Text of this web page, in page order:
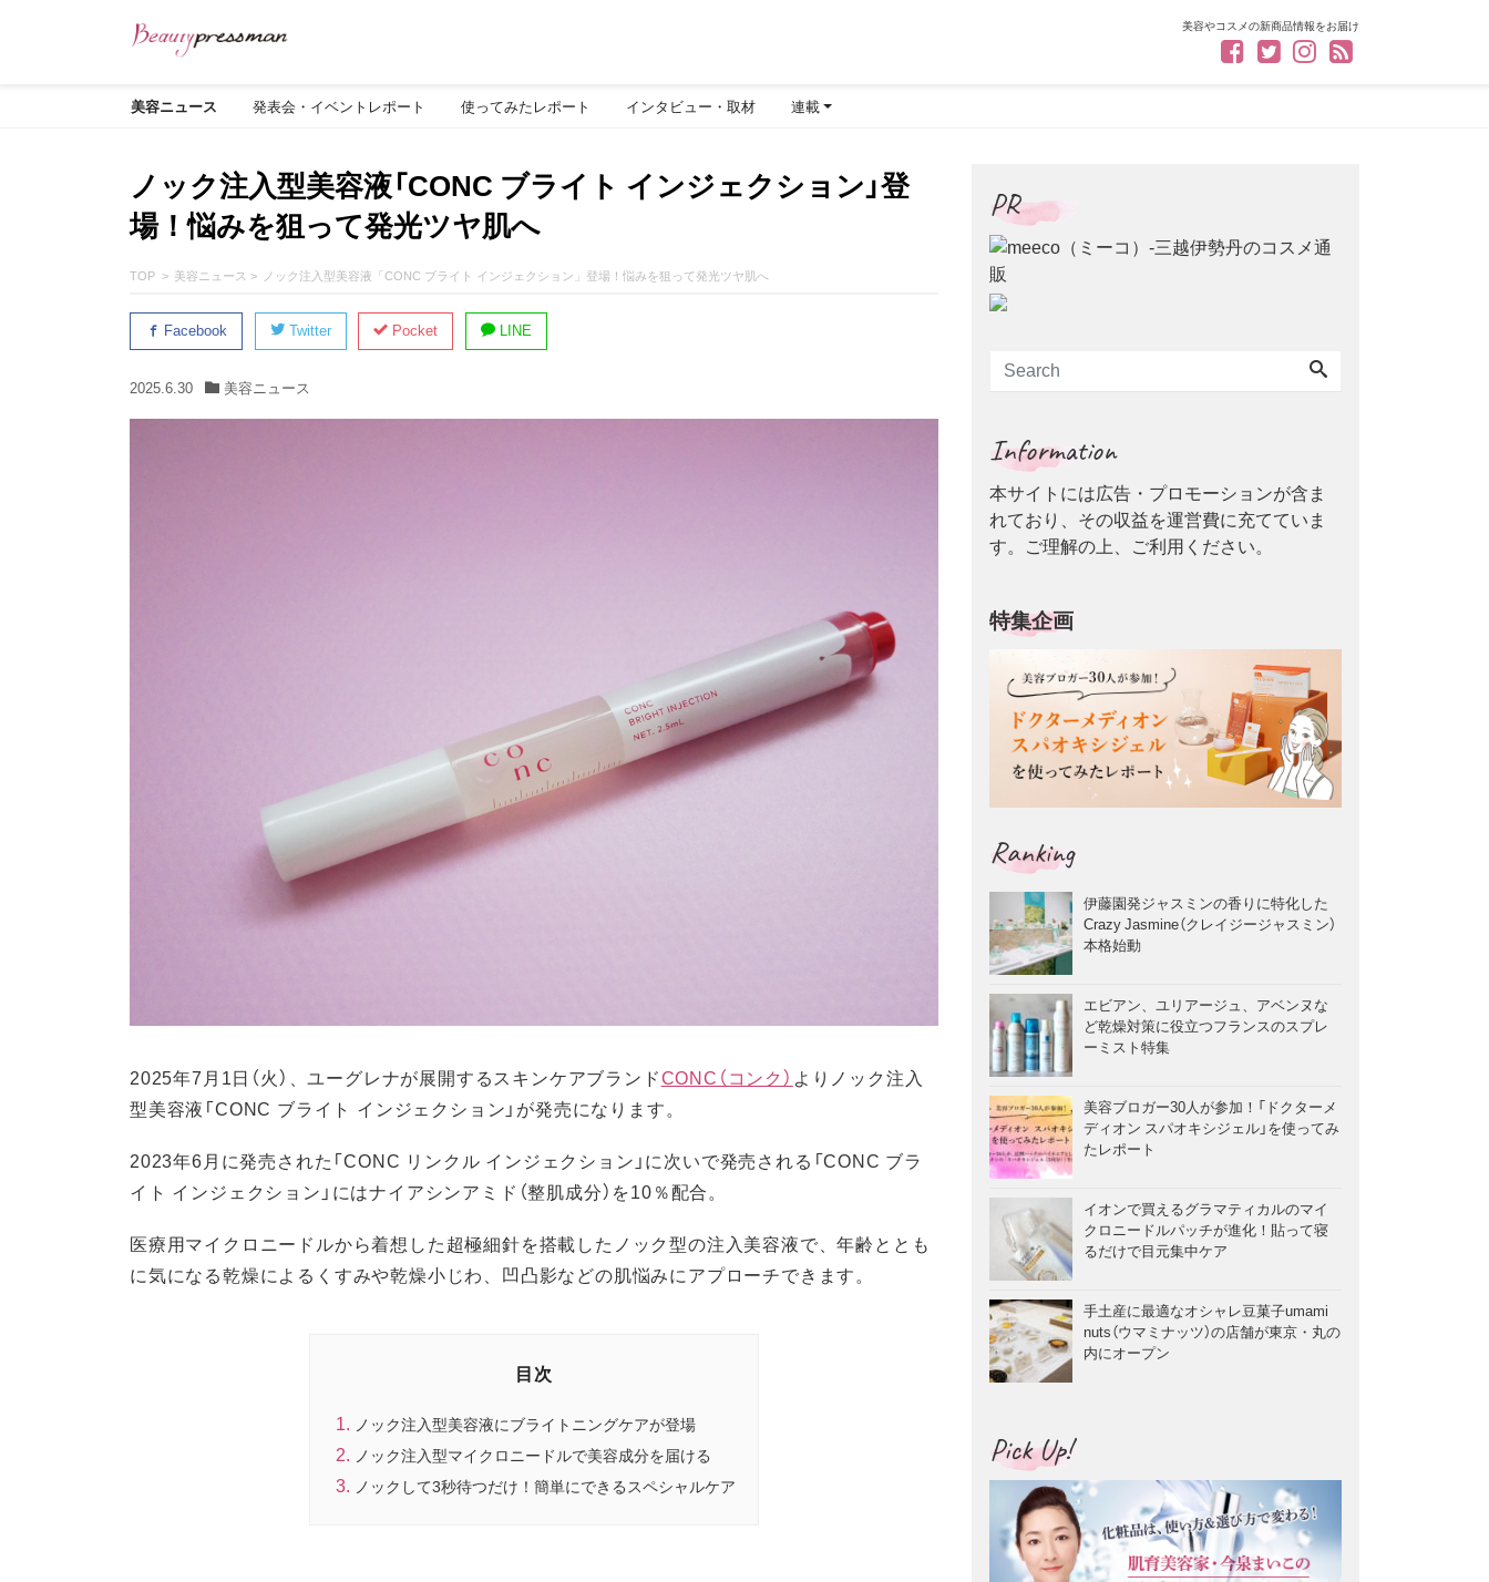
美容やコスメの新商品情報をお届け
美容ニュース 発表会・イベントレポート 使ってみたレポート インタビュー・取材 連載
ノック注入型美容液「CONC ブライト インジェクション」登
場！悩みを狙って発光ツヤ肌へ
TOP 美容ニュース ノック注入型美容液「CONC ブライト インジェクション」登場！悩みを狙って発光ツヤ肌へ
Facebook Twitter Pocket LINE
2025.6.30 美容ニュース
2025年7月1日（火）、ユーグレナが展開するスキンケアブランドCONC（コンク） よりノック注入
型美容液「CONC ブライト インジェクション」が発売になります。
2023年6月に発売された「CONC リンクル インジェクション」に次いで発売される「CONC ブラ
イト インジェクション」にはナイアシンアミド（整肌成分）を10％配合。
医療用マイクロニードルから着想した超極細針を搭載したノック型の注入美容液で、年齢ととも
に気になる乾燥によるくすみや乾燥小じわ、凹凸影などの肌悩みにアプローチできます。
目次
ノック注入型美容液にブライトニングケアが登場
ノック注入型マイクロニードルで美容成分を届ける
ノックして3秒待つだけ！簡単にできるスペシャルケア
PR
Information
本サイトには広告・プロモーションが含ま
れており、その収益を運営費に充てていま
す。ご理解の上、ご利用ください。
特集企画
Ranking
伊藤園発ジャスミンの香りに特化した
Crazy Jasmine（クレイジージャスミン）
本格始動
エビアン、ユリアージュ、アベンヌな
ど乾燥対策に役立つフランスのスプレ
ーミスト特集
美容ブロガー30人が参加！「ドクターメ
ディオン スパオキシジェル」を使ってみ
たレポート
イオンで買えるグラマティカルのマイ
クロニードルパッチが進化！貼って寝
るだけで目元集中ケア
手土産に最適なオシャレ豆菓子umami
nuts（ウマミナッツ）の店舗が東京・丸の
内にオープン
Pick Up!